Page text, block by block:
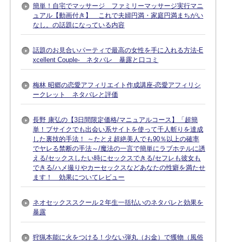
簡単！自宅でマッサージ ファミリーマッサージ実行マニ
ュアル【動画付き】 これで夫婦円満・家庭円満まちがい
なし。の話題になっている内容
話題のお見合いパーティで最高の女性を手に入れる方法-E
xcellent Couple- ネタバレ 暴露と口コミ
梅林 昭郷の恋愛アフィリエイト作成講座-恋愛アフィリシ
ークレット ネタバレと評価
長野 康弘の【3日間限定価格/マニュアルコース】「超簡
単！ブサイクでも出会い系サイトを使って千人斬りを達成
した裏技的手法！ ～たとえ超絶美人でも90％以上の確率
でヤレる禁断の手法～/魔法の一言で簡単にラブホテルに誘
える/セックスしたい時にセックスできる/セフレも彼女も
できる/ハメ撮りやカーセックスなどあなたの性癖を満たせ
ます！ 効果についてレビュー
ネオセックススクール２年生一括払いのネタバレと効果を
暴露
狩猟本能に火をつける！少ない弾丸（お金）で獲物（風俗